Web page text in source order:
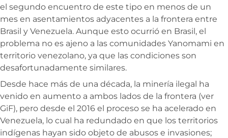
el segundo encuentro de este tipo en menos de un
mes en asentamientos adyacentes a la frontera entre
Brasil y Venezuela. Aunque esto ocurrió en Brasil, el
problema no es ajeno a las comunidades Yanomami en
territorio venezolano, ya que las condiciones son
desafortunadamente similares.
Desde hace más de una década, la minería ilegal ha
venido en aumento a ambos lados de la frontera (ver
GiF), pero desde el 2016 el proceso se ha acelerado en
Venezuela, lo cual ha redundado en que los territorios
indígenas hayan sido objeto de abusos e invasiones;